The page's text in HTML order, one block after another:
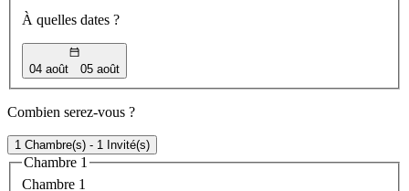
À quelles dates ?
04 août 05 août
Combien serez-vous ?
1 Chambre(s) - 1 Invité(s)
Chambre 1
Chambre 1